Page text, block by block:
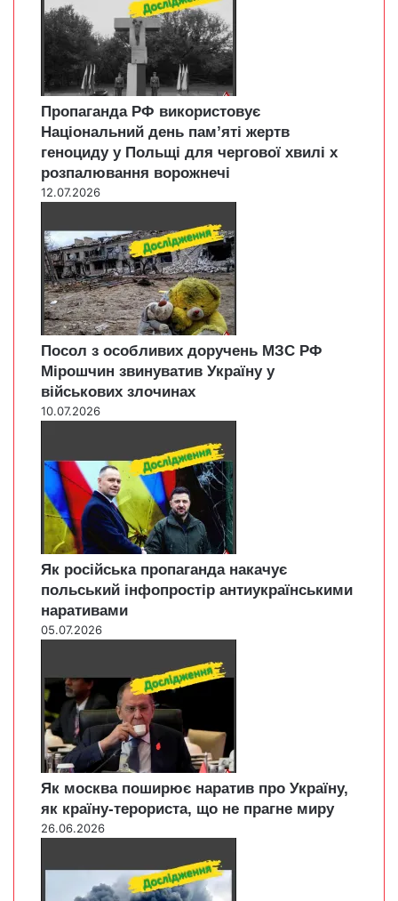
Пропаганда РФ використовує
Національний день пам’яті жертв
геноциду у Польщі для чергової хвилі х
розпалювання ворожнечі
12.07.2026
Посол з особливих доручень МЗС РФ
Мірошчин звинуватив Україну у
військових злочинах
10.07.2026
Як російська пропаганда накачує
польський інфопростір антиукраїнськими
наративами
05.07.2026
Як москва поширює наратив про Україну,
як країну-терориста, що не прагне миру
26.06.2026